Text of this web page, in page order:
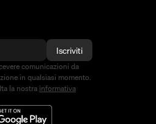
Iscriviti
comunicazioni da
in qualsiasi momento.
la nostra informativa